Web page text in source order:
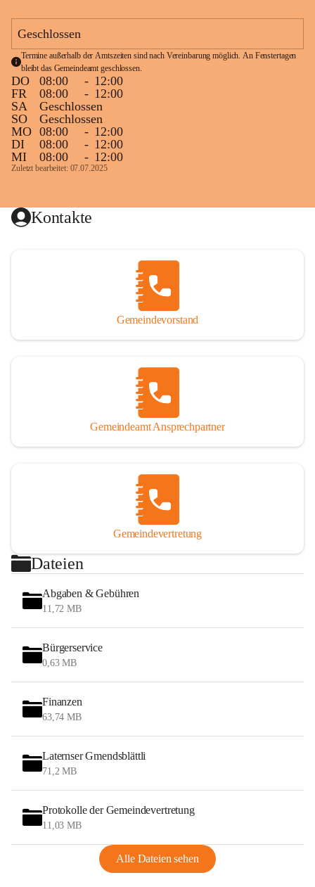
1 Seite•0,1 MB
Geschlossen
Termine außerhalb der Amtszeiten sind nach Vereinbarung möglich. An Fenstertagen
bleibt das Gemeindeamt geschlossen.
DO 08:00 - 12:00
FR
08:00 - 12:00
SA
Geschlossen
SO
Geschlossen
MO 08:00 - 12:00
DI
08:00 - 12:00
MI
08:00 - 12:00
Zuletzt bearbeitet: 07.07.2025
Kontakte
Gemeindevorstand
Gemeindeamt Ansprechpartner
Gemeindevertretung
Dateien
Abgaben & Gebühren
11,72 MB
Bürgerservice
0,63 MB
Finanzen
63,74 MB
Laternser Gmendsblättli
71,2 MB
Protokolle der Gemeindevertretung
11,03 MB
Alle Dateien sehen